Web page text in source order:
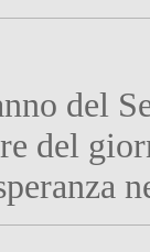
del
del